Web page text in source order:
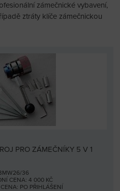
zámečnické vybavení,
ztráty klíče zámečnickou
PRO ZÁMEČNÍKY 5 V 1
36
CENA: 4 000 KČ
PO PŘIHLÁŠENÍ